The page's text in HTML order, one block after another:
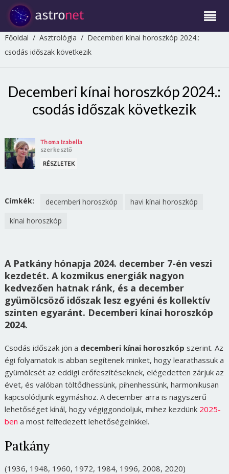
Főoldal / Asztrológia / Decemberi kínai horoszkóp 2024.:
csodás időszak következik
Decemberi kínai horoszkóp 2024.:
csodás időszak következik
Thoma Izabella
szerkesztő
RÉSZLETEK
Címkék: decemberi horoszkóp
havi kínai horoszkóp
kínai horoszkóp
A Patkány hónapja 2024. december 7-én veszi
kezdetét. A kozmikus energiák nagyon
kedvezően hatnak ránk, és a december
gyümölcsöző időszak lesz egyéni és kollektív
szinten egyaránt. Decemberi kínai horoszkóp
2024.
Csodás időszak jön a decemberi kínai horoszkóp szerint. Az
égi folyamatok is abban segítenek minket, hogy learathassuk a
gyümölcsét az eddigi erőfeszítéseknek, elégedetten zárjuk az
évet, és valóban töltődhessünk, pihenhessünk, harmonikusan
kapcsolódjunk egymáshoz. A december arra is nagyszerű
lehetőséget kínál, hogy végiggondoljuk, mihez kezdünk 2025-
ben a most felfedezett lehetőségeinkkel.
Patkány
(1936, 1948, 1960, 1972, 1984, 1996, 2008, 2020)